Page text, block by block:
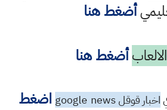
أضغط هنا
الالعاب أضغط هنا
اخبار قوقل googlenews
اضغط